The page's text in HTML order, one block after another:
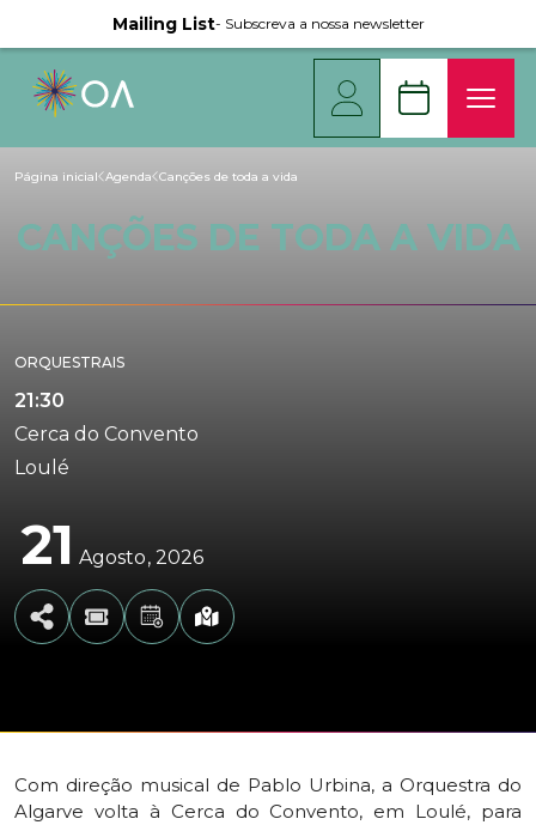
Mailing List- Subscreva a nossa newsletter
Página inicial Agenda Canções de toda a vida
CANÇÕES DE TODA A VIDA
ORQUESTRAIS
21:30
Cerca do Convento
Loulé
21 Agosto 2026
Com direção musical de Pablo Urbina, a Orquestra do
Algarve volta à Cerca do Convento, em Loulé, para